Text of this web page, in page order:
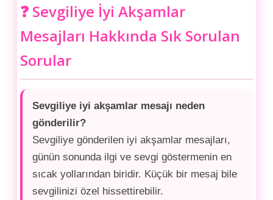
❓ Sevgiliye İyi Akşamlar
Mesajları Hakkında Sık Sorulan
Sorular
Sevgiliye iyi akşamlar mesajı neden
gönderilir?
Sevgiliye gönderilen iyi akşamlar mesajları,
günün sonunda ilgi ve sevgi göstermenin en
sıcak yollarından biridir. Küçük bir mesaj bile
sevgilinizi özel hissettirebilir.